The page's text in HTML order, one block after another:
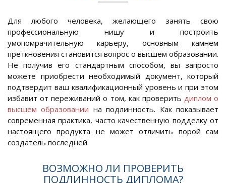
Для любого человека, желающего занять свою
профессиональную нишу и построить
умопомрачительную карьеру, основным камнем
преткновения становится вопрос о высшем образовании.
Не получив его стандартным способом, вы запросто
можете приобрести необходимый документ, который
подтвердит ваш квалификационный уровень и при этом
избавит от переживаний о том, как проверить диплом о
высшем образовании на подлинность. Как показывает
современная практика, часто качественную подделку от
настоящего продукта не может отличить порой сам
создатель последней.
ВОЗМОЖНО ЛИ ПРОВЕРИТЬ
ПОДЛИННОСТЬ ДИПЛОМА?